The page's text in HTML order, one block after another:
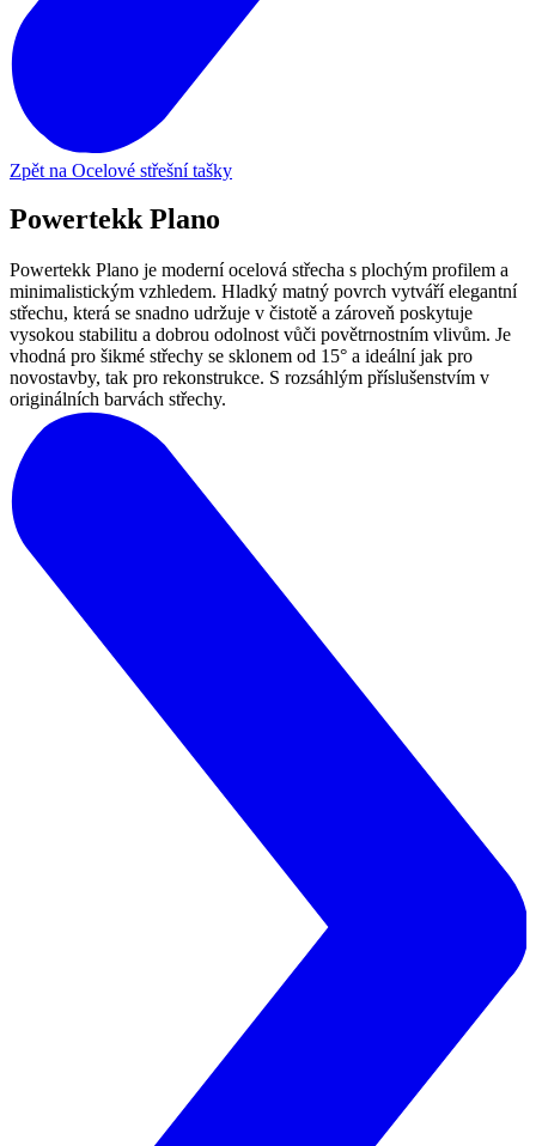
Zpět na Ocelové střešní tašky
Powertekk Plano
Powertekk Plano je moderní ocelová střecha s plochým profilem a
minimalistickým vzhledem. Hladký matný povrch vytváří elegantní
střechu, která se snadno udržuje v čistotě a zároveň poskytuje
vysokou stabilitu a dobrou odolnost vůči povětrnostním vlivům. Je
vhodná pro šikmé střechy se sklonem od 15° a ideální jak pro
novostavby, tak pro rekonstrukce. S rozsáhlým příslušenstvím v
originálních barvách střechy.